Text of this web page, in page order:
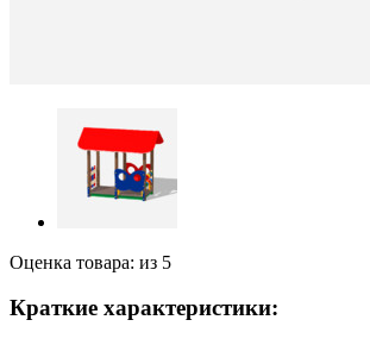
Оценка товара: из 5
Краткие характеристики: